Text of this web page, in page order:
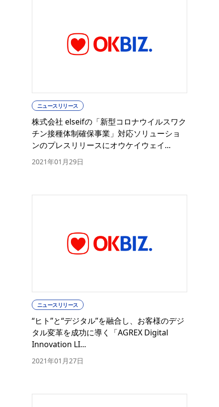
ニュースリリース
株式会社 elseifの「新型コロナウイルスワク
チン接種体制確保事業」対応ソリューショ
ンのプレスリリースにオウケイウェイ...
2021年01月29日
ニュースリリース
“ヒト”と“デジタル”を融合し、お客様のデジ
タル変革を成功に導く「AGREX Digital
Innovation LI...
2021年01月27日